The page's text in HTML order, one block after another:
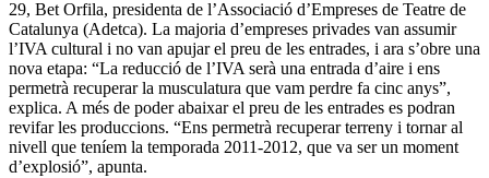
29, Bet Orfila, presidenta de l’Associació d’Empreses de Teatre de
Catalunya (Adetca). La majoria d’empreses privades van assumir
l’IVA cultural i no van apujar el preu de les entrades, i ara s’obre una
nova etapa: “La reducció de l’IVA serà una entrada d’aire i ens
permetrà recuperar la musculatura que vam perdre fa cinc anys”,
explica. A més de poder abaixar el preu de les entrades es podran
revifar les produccions. “Ens permetrà recuperar terreny i tornar al
nivell que teníem la temporada 2011-2012, que va ser un moment
d’explosió”, apunta.